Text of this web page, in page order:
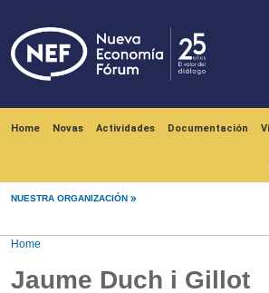
Home Novas Actividades Documentación
NUESTRA ORGANIZACIÓN
Home
Jaume Duch i Gillot